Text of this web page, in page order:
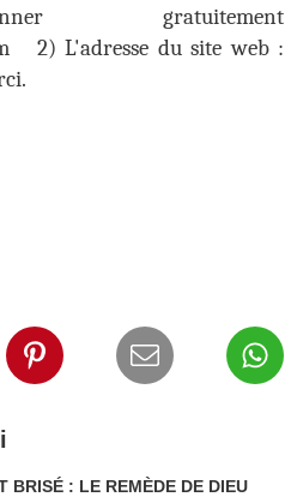
gratuitement
2) L'adresse du site web :
BRISÉ : LE REMÈDE DE DIEU